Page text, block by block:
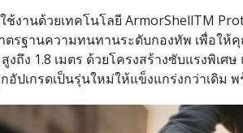
งานด้วยเทคโนโลยี ArmorShellTM
ตรฐานความทนทานระดับกองทัพ เพื่อใ
ถึง 1.8 เมตร ด้วยโครงสร้างซับแรงพิเศ
อัปเกรดเป็นรุ่นใหม่ให้แข็งแกร่งกว่าเดิม